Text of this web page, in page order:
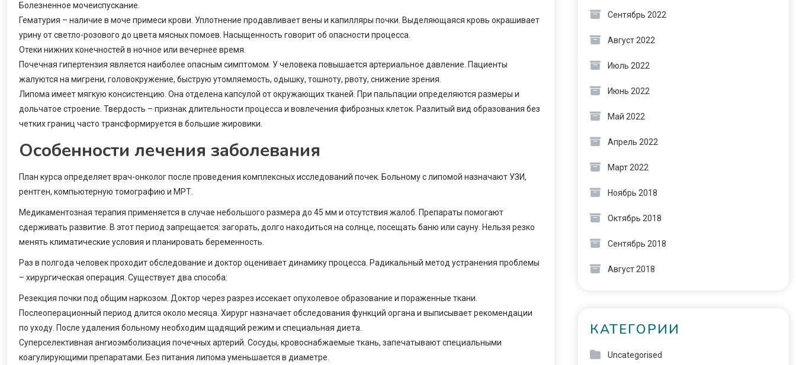
Болезненное мочеиспускание.
Гематурия – наличие в моче примеси крови. Уплотнение продавливает вены и капилляры почки. Выделяющаяся кровь окрашивает
урину от светло-розового до цвета мясных помоев. Насыщенность говорит об опасности процесса.
Отеки нижних конечностей в ночное или вечернее время.
Почечная гипертензия является наиболее опасным симптомом. У человека повышается артериальное давление. Пациенты
жалуются на мигрени, головокружение, быструю утомляемость, одышку, тошноту, рвоту, снижение зрения.
Липома имеет мягкую консистенцию. Она отделена капсулой от окружающих тканей. При пальпации определяются размеры и
дольчатое строение. Твердость – признак длительности процесса и вовлечения фиброзных клеток. Разлитый вид образования без
четких границ часто трансформируется в большие жировики.
Особенности лечения заболевания
План курса определяет врач-онколог после проведения комплексных исследований почек. Больному с липомой назначают УЗИ,
рентген, компьютерную томографию и МРТ.
Медикаментозная терапия применяется в случае небольшого размера до 45 мм и отсутствия жалоб. Препараты помогают
сдерживать развитие. В этот период запрещается: загорать, долго находиться на солнце, посещать баню или сауну. Нельзя резко
менять климатические условия и планировать беременность.
Раз в полгода человек проходит обследование и доктор оценивает динамику процесса. Радикальный метод устранения проблемы
– хирургическая операция. Существует два способа:
Резекция почки под общим наркозом. Доктор через разрез иссекает опухолевое образование и пораженные ткани.
Послеоперационный период длится около месяца. Хирург назначает обследования функций органа и выписывает рекомендации
по уходу. После удаления больному необходим щадящий режим и специальная диета.
Суперселективная ангиоэмболизация почечных артерий. Сосуды, кровоснабжаемые ткань, запечатывают специальными
коагулирующими препаратами. Без питания липома уменьшается в диаметре.
Сентябрь 2022
Август 2022
Июль 2022
Июнь 2022
Май 2022
Апрель 2022
Март 2022
Ноябрь 2018
Октябрь 2018
Сентябрь 2018
Август 2018
КАТЕГОРИИ
Uncategorised